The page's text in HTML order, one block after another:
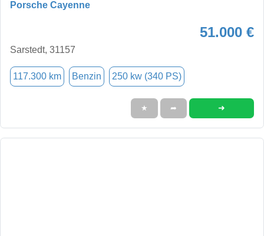
Porsche Cayenne
51.000 €
Sarstedt, 31157
117.300 km Benzin 250 kw (340 PS)
★ ➦ ➜